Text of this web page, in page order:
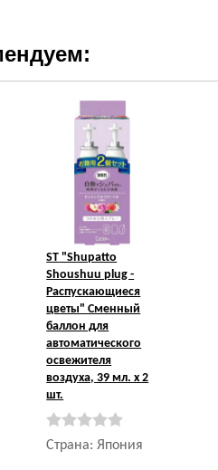
ST "Shupatto
Shoushuu plug -
Распускающиеся
цветы" Сменный
баллон для
автоматического
освежителя
воздуха, 39 мл. х 2
шт.
Страна: Япония